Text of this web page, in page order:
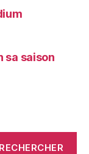
sa saison